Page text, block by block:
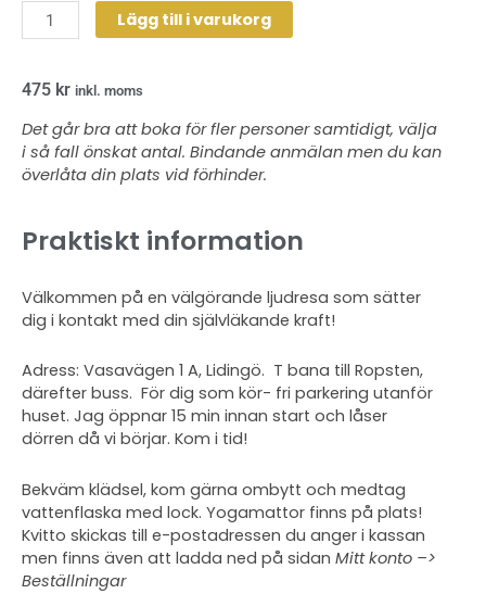
min
-
08-
mängd
Lägg till i varukorg
475 kr inkl. moms
Det går bra att boka för fler personer samtidigt, välja
i så fall önskat antal. Bindande anmälan men du kan
överlåta din plats vid förhinder.
Praktiskt information
Välkommen på en välgörande ljudresa som sätter
dig i kontakt med din självläkande kraft!
Adress: Vasavägen 1 A, Lidingö. T bana till Ropsten,
därefter buss. För dig som kör- fri parkering utanför
huset. Jag öppnar 15 min innan start och låser
dörren då vi börjar. Kom i tid!
Bekväm klädsel, kom gärna ombytt och medtag
vattenflaska med lock. Yogamattor finns på plats!
Kvitto skickas till e-postadressen du anger i kassan
men finns även att ladda ned på sidan Mitt konto –>
Beställningar